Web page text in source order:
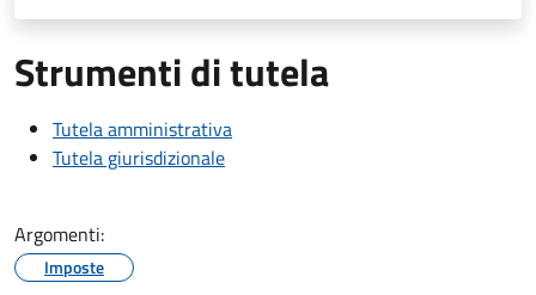
Strumenti di tutela
Tutela amministrativa
Tutela giurisdizionale
Argomenti:
Imposte